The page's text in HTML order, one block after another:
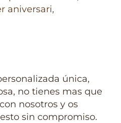
única,
no tienes mas que
nosotros y os
sin compromiso.